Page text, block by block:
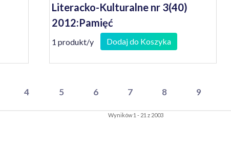
Literacko-Kulturalne nr 3(40)
2012:Pamięć
1 produkt/y Dodaj do Koszyka
4 5 6 7 8 9
Wyników 1 - 21 z 2003